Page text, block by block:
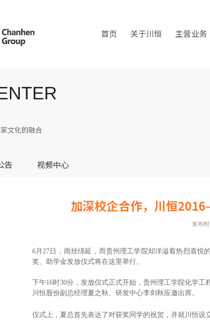
首页 关于川恒 主营业务
文化的融合
告 视频中心
加深校企合作，川恒
发布
6月27 日，雨丝绵延，而贵州理工学院却洋溢着热烈喜悦
奖、助学金发放仪式将在这里举行。
下午16时30分，发放仪式正式开始，贵州理工学院化学工
川恒股份副总经理夏之秋、研发中心李剑秋应邀出席。
仪式上，夏总首先表达了对获奖同学的祝贺，并就川恒